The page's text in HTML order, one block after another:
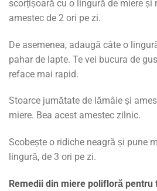
scorțișoară cu o lingură de miere și
amestec de 2 ori pe zi.
De asemenea, adaugă câte o
pahar de lapte. Te vei bucura de
reface mai rapid.
Stoarce jumătate de lămâie și
miere. Bea acest amestec zilnic.
Scobește o ridiche neagră și pune
lingură, de 3 ori pe zi.
Remedii din miere polifloră pentru